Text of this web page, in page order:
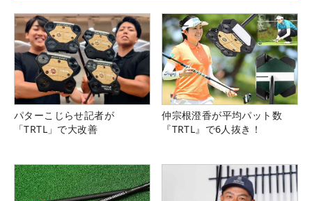
パターこじらせ記者が
「TRTL」で大改善
仲宗根澄香が平均パット数
『TRTL』で6人抜き！